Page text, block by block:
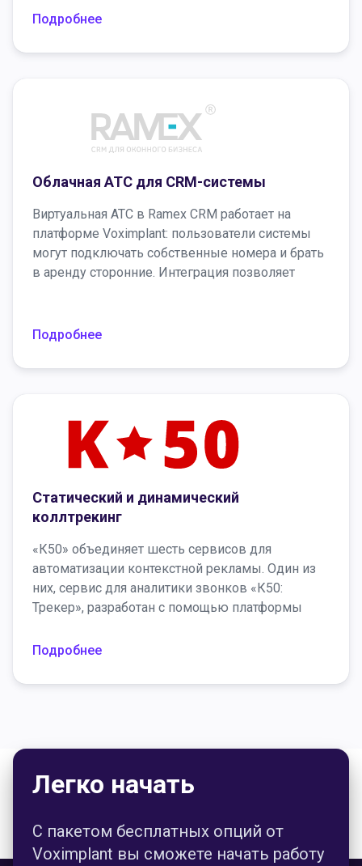
Подробнее
Облачная АТС для CRM-системы
Виртуальная АТС в Ramex CRM работает на
платформе Voximplant: пользователи системы
могут подключать собственные номера и брать
в аренду сторонние. Интеграция позволяет
Для упрощения работы и синхронизации
телефона, с CRM-системой, было создано
Подробнее
Статический и динамический
коллтрекинг
«К50» объединяет шесть сервисов для
автоматизации контекстной рекламы. Один из
них, сервис для аналитики звонков «К50:
Трекер», разработан с помощью платформы
которого пришел пользователь, и подставить
рекламной кампанией. Доступен статический и
Подробнее
Легко начать
С пакетом бесплатных опций от
Voximplant вы сможете начать работу